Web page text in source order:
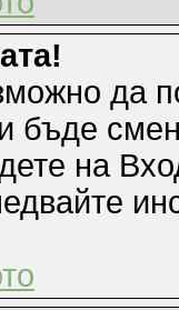
да
бъде
на